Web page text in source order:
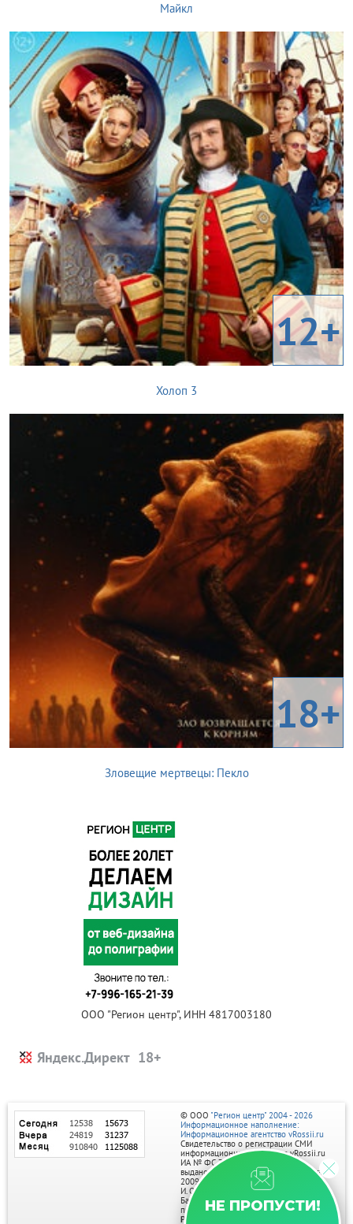
Майкл
12+
Холоп 3
18+
Зловещие мертвецы: Пекло
ООО "Регион центр", ИНН 4817003180
Яндекс.Директ
НЕ ПРОПУСТИ!
© ООО "Регион центр" 2004 - 2026
Информационное наполнение:
Информационное агентство vRossii.ru
Свидетельство о регистрации СМИ
информационного агентства vRossii.ru
ИА № ФС 77‑35502
выдано РОСКОМНАДЗОРом 04 марта
2009г.
И. О. Главного редактора Нарыков А. Н.
Баннеры на портале размещаются на
правах рекламы.
Реклама на портале: